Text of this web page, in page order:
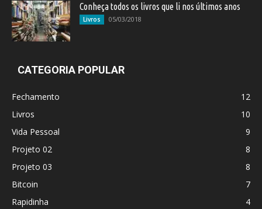
Conheça todos os livros que li nos últimos anos
Livros 05/03/2018
CATEGORIA POPULAR
Fechamento
12
Livros
10
Vida Pessoal
9
Projeto 02
8
Projeto 03
8
Bitcoin
7
Rapidinha
4